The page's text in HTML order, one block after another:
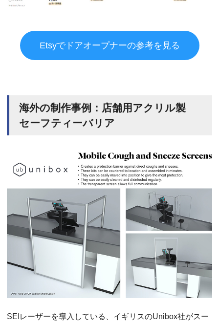
Etsyでドアオープナーの参考を見る
海外の制作事例：店舗用アクリル製
セーフティーバリア
SEIレーザーを導入している、イギリスのUnibox社がスー